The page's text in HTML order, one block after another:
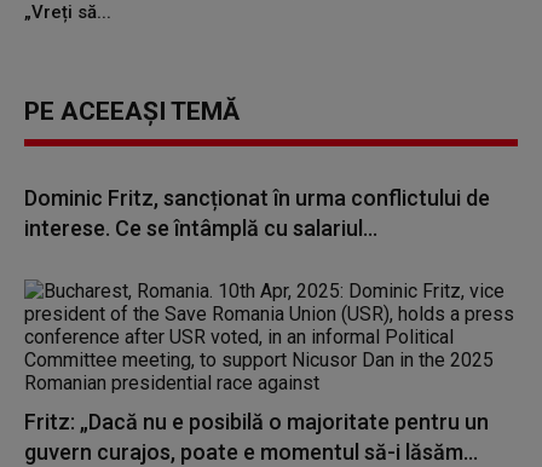
„Vreți să...
PE ACEEAȘI TEMĂ
Dominic Fritz, sancționat în urma conflictului de
interese. Ce se întâmplă cu salariul...
Fritz: „Dacă nu e posibilă o majoritate pentru un
guvern curajos, poate e momentul să-i lăsăm...